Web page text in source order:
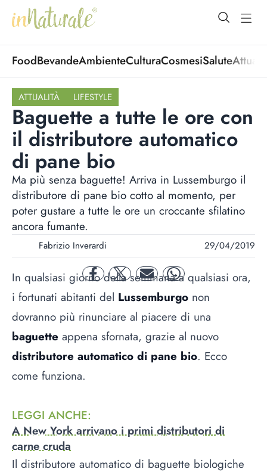
open
FoodBevandeAmbienteCulturaCosmesiSalute
ATTUALITÀ LIFESTYLE
Baguette a tutte le ore con
il distributore automatico
di pane bio
Ma più senza baguette! Arriva in Lussemburgo il
distributore di pane bio cotto al momento, per
poter gustare a tutte le ore un croccante sfilatino
ancora fumante.
Fabrizio Inverardi 29/04/2019
facebooktwitter mail whatsapp
In qualsiasi giorno della settimana a qualsiasi ora,
i fortunati abitanti del Lussemburgo non
dovranno più rinunciare al piacere di una
baguette appena sfornata, grazie al nuovo
distributore automatico di pane bio. Ecco
come funziona.
LEGGI ANCHE:
A New York arrivano i primi distributori di
carne cruda
Il distributore automatico di baguette biologiche